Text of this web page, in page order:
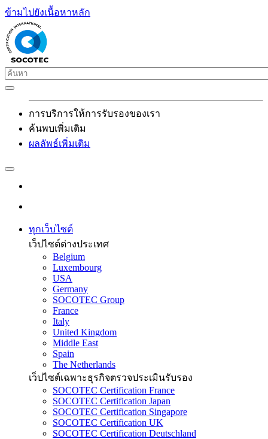
ข้ามไปยังเนื้อหาหลัก
การบริการให้การรับรองของเรา
ค้นพบเพิ่มเติม
ผลลัพธ์เพิ่มเติม
ทุกเว็บไซต์
เว็ปไซต์ต่างประเทศ
Belgium
Luxembourg
USA
Germany
SOCOTEC Group
France
Italy
United Kingdom
Middle East
Spain
The Netherlands
เว็ปไซต์เฉพาะธุรกิจตรวจประเมินรับรอง
SOCOTEC Certification France
SOCOTEC Certification Japan
SOCOTEC Certification Singapore
SOCOTEC Certification UK
SOCOTEC Certification Deutschland